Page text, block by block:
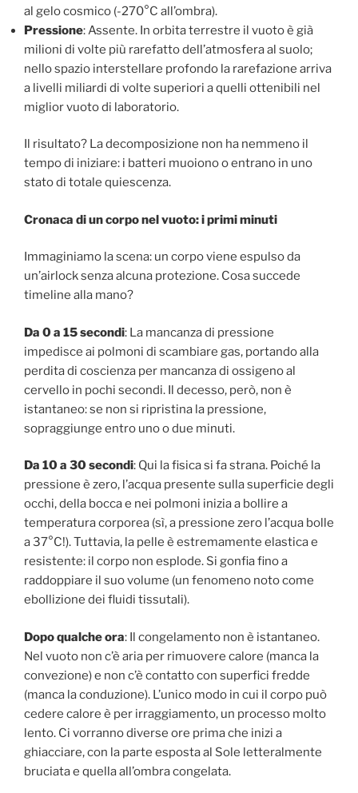
al gelo cosmico (-270°C all’ombra).
Pressione: Assente. In orbita terrestre il vuoto è già
milioni di volte più rarefatto dell’atmosfera al suolo;
nello spazio interstellare profondo la rarefazione arriva
a livelli miliardi di volte superiori a quelli ottenibili nel
miglior vuoto di laboratorio.
Il risultato? La decomposizione non ha nemmeno il
tempo di iniziare: i batteri muoiono o entrano in uno
stato di totale quiescenza.
Cronaca di un corpo nel vuoto: i primi minuti
Immaginiamo la scena: un corpo viene espulso da
un’airlock senza alcuna protezione. Cosa succede
timeline alla mano?
Da 0 a 15 secondi: La mancanza di pressione
impedisce ai polmoni di scambiare gas, portando alla
perdita di coscienza per mancanza di ossigeno al
cervello in pochi secondi. Il decesso, però, non è
istantaneo: se non si ripristina la pressione,
sopraggiunge entro uno o due minuti.
Da 10 a 30 secondi: Qui la fisica si fa strana. Poiché la
pressione è zero, l’acqua presente sulla superficie degli
occhi, della bocca e nei polmoni inizia a bollire a
temperatura corporea (sì, a pressione zero l’acqua bolle
a 37°C!). Tuttavia, la pelle è estremamente elastica e
resistente: il corpo non esplode. Si gonfia fino a
raddoppiare il suo volume (un fenomeno noto come
ebollizione dei fluidi tissutali).
Dopo qualche ora: Il congelamento non è istantaneo.
Nel vuoto non c’è aria per rimuovere calore (manca la
convezione) e non c’è contatto con superfici fredde
(manca la conduzione). L’unico modo in cui il corpo può
cedere calore è per irraggiamento, un processo molto
lento. Ci vorranno diverse ore prima che inizi a
ghiacciare, con la parte esposta al Sole letteralmente
bruciata e quella all’ombra congelata.